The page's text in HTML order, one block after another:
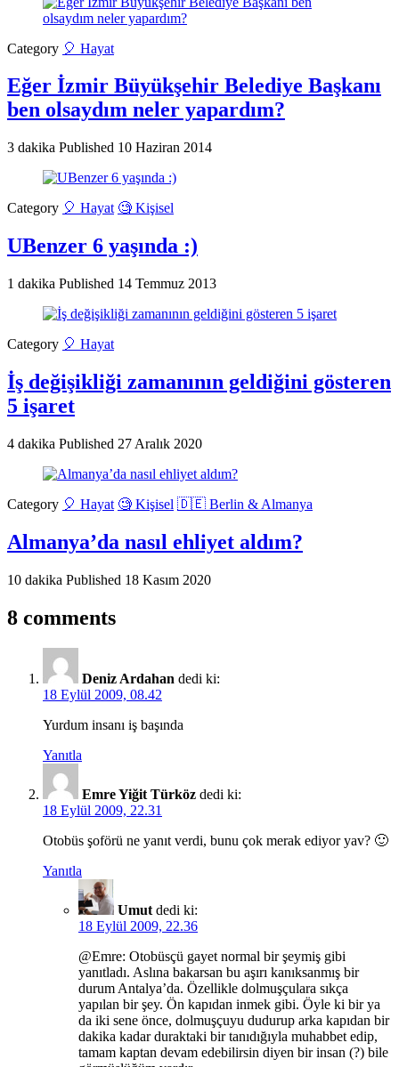
Category 🎈 Hayat
Eğer İzmir Büyükşehir Belediye Başkanı
ben olsaydım neler yapardım?
3 dakika Published 10 Haziran 2014
Category 🎈 Hayat 🧐 Kişisel
UBenzer 6 yaşında :)
1 dakika Published 14 Temmuz 2013
Category 🎈 Hayat
İş değişikliği zamanının geldiğini gösteren
5 işaret
4 dakika Published 27 Aralık 2020
Category 🎈 Hayat 🧐 Kişisel 🇩🇪 Berlin & Almanya
Almanya’da nasıl ehliyet aldım?
10 dakika Published 18 Kasım 2020
8 comments
Deniz Ardahan dedi ki:
18 Eylül 2009, 08.42
Yurdum insanı iş başında
Yanıtla
Emre Yiğit Türköz dedi ki:
18 Eylül 2009, 22.31
Otobüs şoförü ne yanıt verdi, bunu çok merak ediyor yav? 🙂
Yanıtla
Umut dedi ki:
18 Eylül 2009, 22.36
@Emre: Otobüsçü gayet normal bir şeymiş gibi
yanıtladı. Aslına bakarsan bu aşırı kanıksanmış bir
durum Antalya’da. Özellikle dolmuşçulara sıkça
yapılan bir şey. Ön kapıdan inmek gibi. Öyle ki bir ya
da iki sene önce, dolmuşçuyu dudurup arka kapıdan bir
dakika kadar duraktaki bir tanıdığıyla muhabbet edip,
tamam kaptan devam edebilirsin diyen bir insan (?) bile